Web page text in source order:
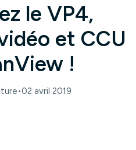
le VP4,
et CCU
!
•02 avril 2019